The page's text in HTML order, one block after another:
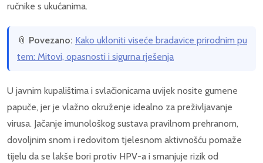
ručnike s ukućanima.
📎 Povezano: Kako ukloniti viseće bradavice prirodnim pu
tem: Mitovi, opasnosti i sigurna rješenja
U javnim kupalištima i svlačionicama uvijek nosite gumene
papuče, jer je vlažno okruženje idealno za preživljavanje
virusa. Jačanje imunološkog sustava pravilnom prehranom,
dovoljnim snom i redovitom tjelesnom aktivnošću pomaže
tijelu da se lakše bori protiv HPV-a i smanjuje rizik od